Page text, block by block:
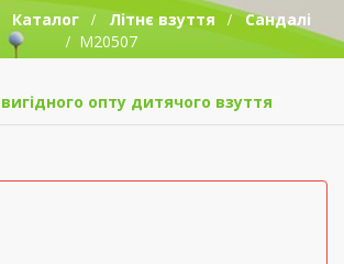
Каталог Літнє взуття
Сандалі
M20507
опту дитячого взуття